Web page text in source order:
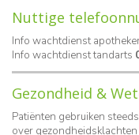
Nuttige
Info wachtdienst
Info wachtdienst tandarts
Gezondheid &
Patiënten gebruiken
over